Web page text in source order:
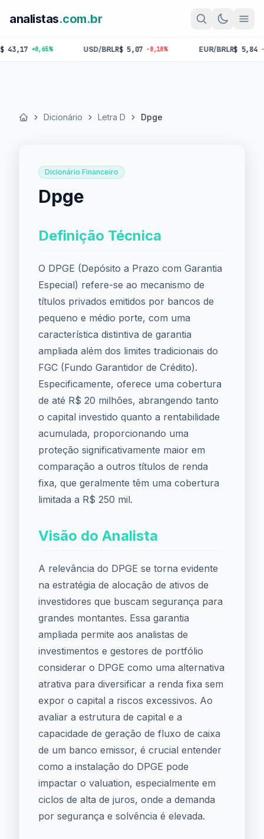
analistas.com.br
+0,65% USD/BRLR$ 5,07 -0,10% EUR/BRLR$ 5,84 -0,18%
Início Dicionário Letra D Dpge
Dicionário Financeiro
Dpge
Definição Técnica
O DPGE (Depósito a Prazo com Garantia
Especial) refere-se ao mecanismo de
títulos privados emitidos por bancos de
pequeno e médio porte, com uma
característica distintiva de garantia
ampliada além dos limites tradicionais do
FGC (Fundo Garantidor de Crédito).
Especificamente, oferece uma cobertura
de até R$ 20 milhões, abrangendo tanto
o capital investido quanto a rentabilidade
acumulada, proporcionando uma
proteção significativamente maior em
comparação a outros títulos de renda
fixa, que geralmente têm uma cobertura
limitada a R$ 250 mil.
Visão do Analista
A relevância do DPGE se torna evidente
na estratégia de alocação de ativos de
investidores que buscam segurança para
grandes montantes. Essa garantia
ampliada permite aos analistas de
investimentos e gestores de portfólio
considerar o DPGE como uma alternativa
atrativa para diversificar a renda fixa sem
expor o capital a riscos excessivos. Ao
avaliar a estrutura de capital e a
capacidade de geração de fluxo de caixa
de um banco emissor, é crucial entender
como a instalação do DPGE pode
impactar o valuation, especialmente em
ciclos de alta de juros, onde a demanda
por segurança e solvência é elevada.